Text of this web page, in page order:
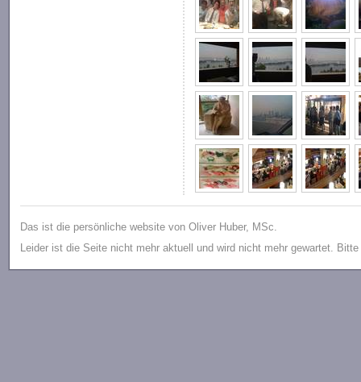
Das ist die persönliche website von Oliver Huber, MSc.
Leider ist die Seite nicht mehr aktuell und wird nicht mehr gewartet.